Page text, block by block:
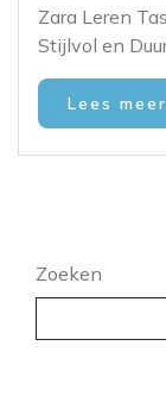
Zara Leren
Stijlvol en
Lees meer
Zoeken